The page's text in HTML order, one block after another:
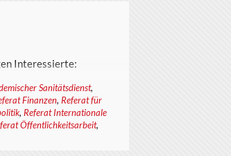
Sanitätsdienst,
Finanzen, Referat für
, Referat Internationale
Öffentlichkeitsarbeit,
Interessierte:
von 20:00 - 22:00 Uhr
ein wenig Spiel
ein Quiz mit vielen
habt ihr natürlich